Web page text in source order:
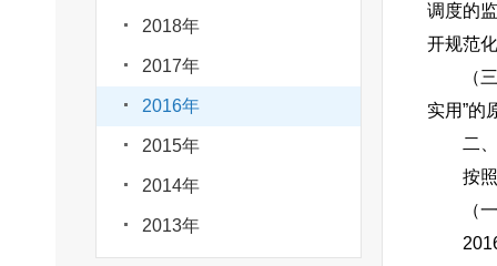
2018年
2017年
2016年
2015年
2014年
2013年
调度的
开规范
（
实用”的
二
按
（